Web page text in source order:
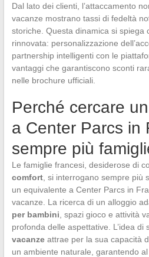
Dal lato dei clienti, l’attaccamento
vacanze mostrano tassi di fedeltà
storiche. Questa dinamica si spiega
rinnovata: personalizzazione
partnership intelligenti con le
vantaggi che garantiscono sconti
nelle brochure ufficiali.
Perché cercare
a Center Parcs in
sempre più
Le famiglie francesi, desiderose di
comfort, si interrogano sempre più
un equivalente a Center Parcs in
vacanze. La ricerca di un alloggio
per bambini , spazi gioco e attività
profonda delle aspettative. L’idea di
vacanzeattrae per la sua capacità
un ambiente naturale, garantendo